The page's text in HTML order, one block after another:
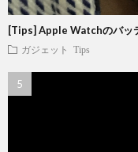
[Tips] Apple Watchのバッ
ガジェット Tips